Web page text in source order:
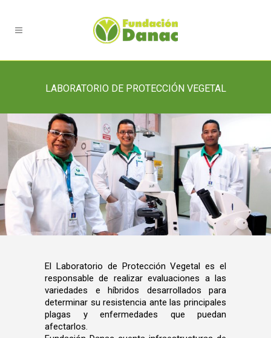
LABORATORIO DE PROTECCIÓN VEGETAL
El Laboratorio de Protección Vegetal es el
responsable de realizar evaluaciones a las
variedades e híbridos desarrollados para
determinar su resistencia ante las principales
plagas y enfermedades que puedan
afectarlos.